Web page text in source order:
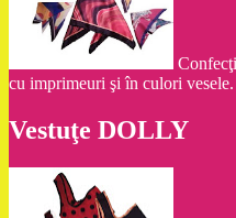
cu imprimeuri şi în culori vesele.
Vestuţe DOLLY